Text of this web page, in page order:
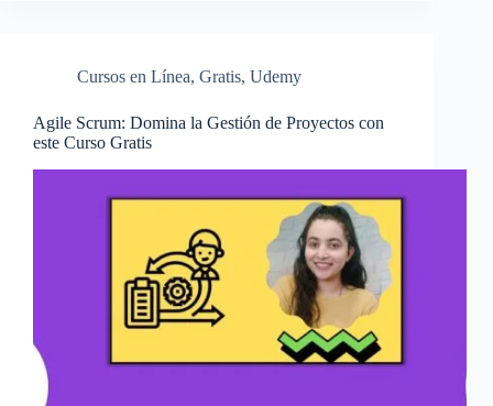
Cursos en Línea, Gratis, Udemy
Agile Scrum: Domina la Gestión de Proyectos con
este Curso Gratis